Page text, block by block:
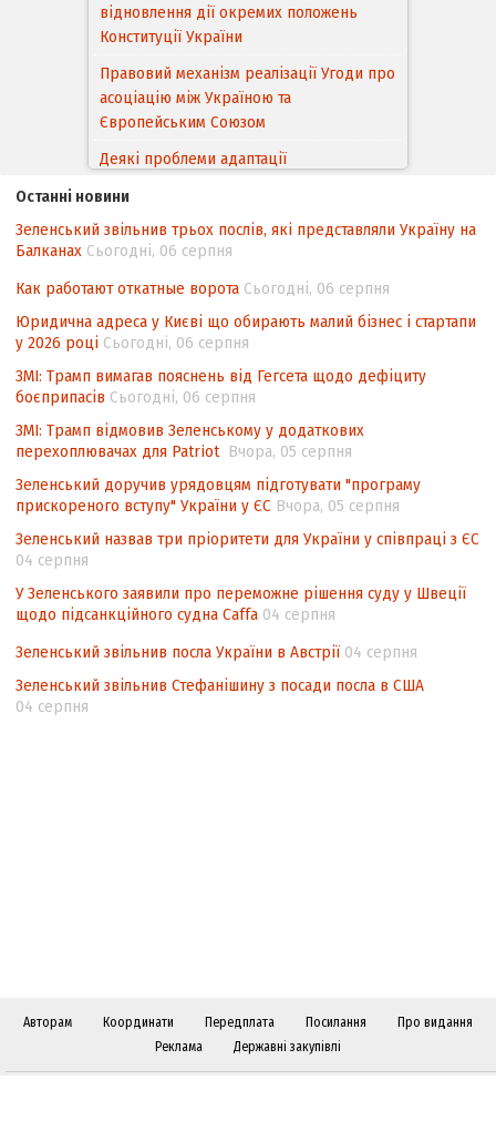
відновлення дії окремих положень
Конституції України
Правовий механізм реалізації Угоди про
асоціацію між Україною та
Європейським Cоюзом
Деякі проблеми адаптації
походження товарів відповідно до
Угоди про торговельні аспекти прав
інтелектуальної власності (TRIPS) у
контексті євроінтеграції
Аналіз виборчого законодавства щодо
невизначеності механізму повторного
підрахунку голосів виборців
Інформаційна безпека суспільства
Останні новини
Зеленський звільнив трьох послів, які представляли Україну на
Балканах Сьогодні, 06 серпня
Как работают откатные ворота Сьогодні, 06 серпня
Юридична адреса у Києві що обирають малий бізнес і стартапи
у 2026 році Сьогодні, 06 серпня
ЗМІ: Трамп вимагав пояснень від Гегсета щодо дефіциту
боєприпасів Сьогодні, 06 серпня
ЗМІ: Трамп відмовив Зеленському у додаткових
перехоплювачах для Patriot Вчора, 05 серпня
Зеленський доручив урядовцям підготувати "програму
прискореного вступу" України у ЄС Вчора, 05 серпня
Зеленський назвав три пріоритети для України у співпраці з ЄС
04 серпня
У Зеленського заявили про переможне рішення суду у Швеції
щодо підсанкційного судна Caffa 04 серпня
Зеленський звільнив посла України в Австрії 04 серпня
Зеленський звільнив Стефанішину з посади посла в США
04 серпня
Авторам Координати Передплата Посилання
Про видання
Реклама
Державні закупівлі